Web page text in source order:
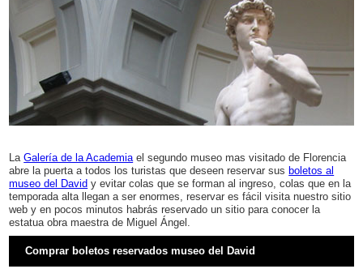
LaGalería de la Academiael segundo museo mas visitado de Florencia
abre la puerta a todos los turistas que deseen reservar sus boletos al
museo del David y evitar colas que se forman al ingreso, colas que en la
temporada alta llegan a ser enormes, reservar es fácil visita nuestro sitio
web y en pocos minutos habrás reservado un sitio para conocer la
estatua obra maestra de Miguel Ángel.
Comprar boletos reservados museo del David